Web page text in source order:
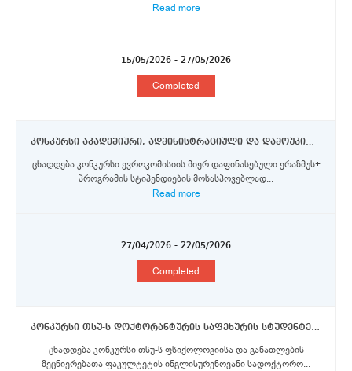
Read more
15/05/2026 - 27/05/2026
Completed
კონკურსი აკადემიური, ადმინისტრაციული და დამოუკიდებელი სამეცნიერო-კვლევითი ინსტიტუტების პერსონალის წარმომადგენლებისთვის ერაზმუს+ პროგრამის სტიპენდიის მოსაპოვებლად (ნაწილი IV)
ცხადდება კონკურსი ევროკომისიის მიერ დაფინასებული ერაზმუს+
პროგრამის სტიპენდიების მოსასპოვებლად...
Read more
27/04/2026 - 22/05/2026
Completed
კონკურსი თსუ-ს დოქტორანტურის საფეხურის სტუდენტებისთვის ბელგრადის უნივერსიტეტში 2025/2026 სასწავლო წლის გაზაფხულის სემესტრისათვის ერაზმუს+ პროგრამის მოკლევადიანი მობილობის სტიპენდიების მოსაპოვებლად
ცხადდება კონკურსი თსუ-ს ფსიქოლოგიისა და განათლების
მეცნიერებათა ფაკულტეტის ინგლისურენოვანი სადოქტორო...